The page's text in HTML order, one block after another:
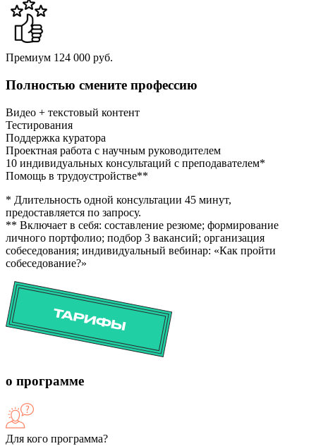
Премиум 124 000 руб.
Полностью смените профессию
Видео + текстовый контент
Тестирования
Поддержка куратора
Проектная работа с научным руководителем
10 индивидуальных консультаций с преподавателем*
Помощь в трудоустройстве**
* Длительность одной консультации 45 минут,
предоставляется по запросу.
** Включает в себя: составление резюме; формирование
личного портфолио; подбор 3 вакансий; организация
собеседования; индивидуальный вебинар: «Как пройти
собеседование?»
о программе
Для кого программа?